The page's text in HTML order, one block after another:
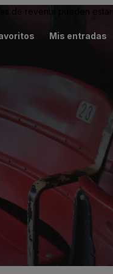
de reventa pueden
Mis entradas